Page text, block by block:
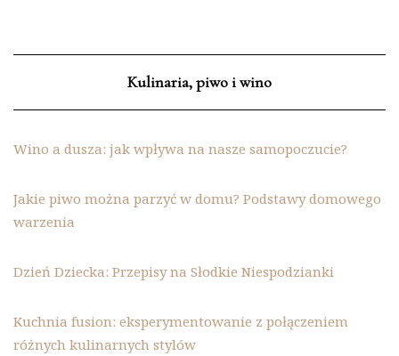
Kulinaria, piwo i wino
Wino a dusza: jak wpływa na nasze samopoczucie?
Jakie piwo można parzyć w domu? Podstawy domowego
warzenia
Dzień Dziecka: Przepisy na Słodkie Niespodzianki
Kuchnia fusion: eksperymentowanie z połączeniem
różnych kulinarnych stylów